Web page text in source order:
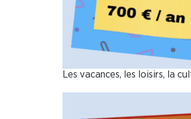
Les vacances, les loisirs, la